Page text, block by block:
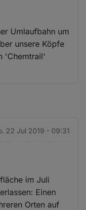
Umlaufbahn um
unsere Köpfe
'Chemtrail'
22 Jul 2019 - 09:31
im Juli
Einen
Orten auf